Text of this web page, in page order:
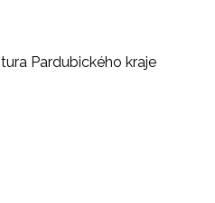
Pardubického kraje